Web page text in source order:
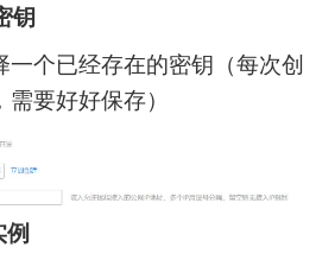
钥
个已经存在的密钥（每次创
要好好保存）